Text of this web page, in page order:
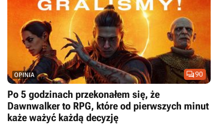
90
OPINIA
Po 5 godzinach przekonałem się, że
Dawnwalker to RPG, które od pierwszych minut
każe ważyć każdą decyzję